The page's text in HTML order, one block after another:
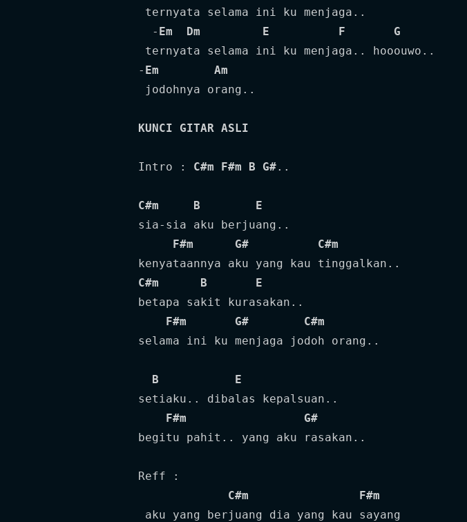
ternyata selama ini ku menjaga..
  -
Em Dm E F
G
ternyata selama ini ku menjaga.. hooouwo..
- Em
Am
jodohnya orang..
KUNCI GITAR ASLI
Intro : C#m F#m B G#..
C#m B
E
sia-sia aku berjuang..
F#m
G#
C#m
C#m
B
E
betapa sakit kurasakan..
F#m
G#
C#m
selama ini ku menjaga jodoh orang..
B
E
setiaku.. dibalas kepalsuan..
F#m
G#
begitu pahit.. yang aku rasakan..
Reff :
C#m
F#m
aku yang berjuang dia yang kau sayang